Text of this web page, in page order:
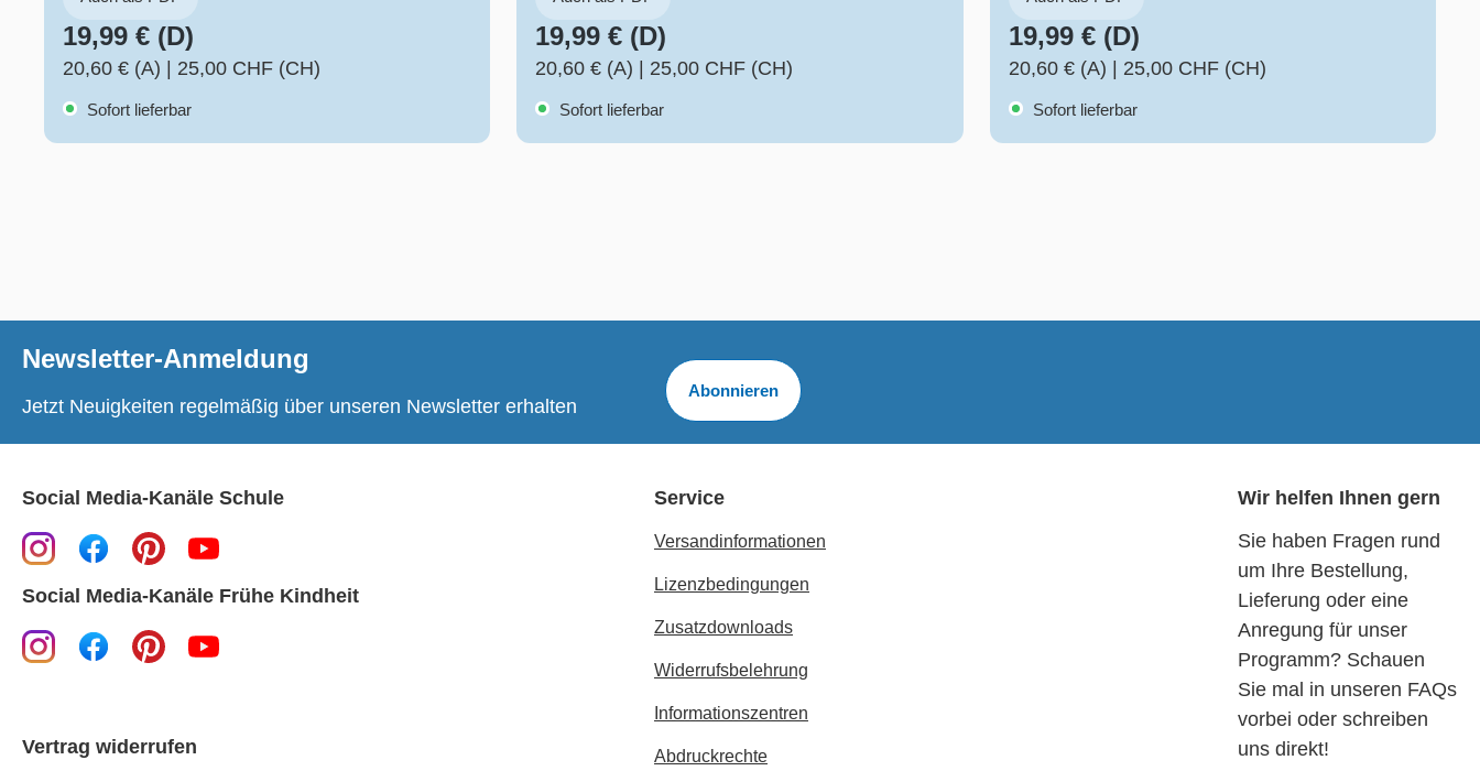
19,99 € (D)
20,60 € (A) 25,00 CHF (CH)
Sofort lieferbar
19,99 € (D)
20,60 € (A) 25,00 CHF (CH)
Sofort lieferbar
19,99 € (D)
20,60 € (A) 25,00 CHF (CH)
Sofort lieferbar
Newsletter-Anmeldung
Jetzt Neuigkeiten regelmäßig über unseren Newsletter erhalten
Abonnieren
Social Media-Kanäle Schule
Social Media-Kanäle Frühe Kindheit
Vertrag widerrufen
Service
Versandinformationen
Lizenzbedingungen
Zusatzdownloads
Widerrufsbelehrung
Informationszentren
Abdruckrechte
Wir helfen Ihnen gern
Sie haben Fragen rund
um Ihre Bestellung,
Lieferung oder eine
Anregung für unser
Programm? Schauen
Sie mal in unseren FAQs
vorbei oder schreiben
uns direkt!